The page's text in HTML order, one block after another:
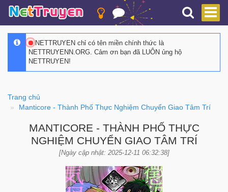
NETTRUYEN chỉ có tên miền chính thức là
NETTRUYENN.ORG. Cảm ơn bạn đã LUÔN ủng hộ
NETTRUYEN!
Trang chủ
Manticore - Thành Phố Thực Nghiệm Chuyển Giao Tâm Trí
MANTICORE - THÀNH PHỐ THỰC
NGHIỆM CHUYỂN GIAO TÂM TRÍ
[Ngày cập nhật: 2025-12-11 06:32:38]